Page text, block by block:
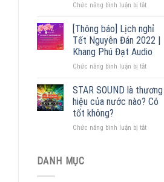
Đại
phân
phối
lớn
nhất
Miền
Chức năng bình luận bị tắtở
tạo
loa
phóng
thanh
[
55
mẫu
rẻ
[Thông báo] Lịch nghỉ
Tết Nguyên Đán 2022 |
Khang Phú Đạt Audio
Chức năng bình luận bị tắtở
báo]
Lịch
nghỉ
Nguyên
STAR SOUND là thương
hiệu của nước nào? Có
tốt không?
Chức năng bình luận bị tắtở
DANH MỤC